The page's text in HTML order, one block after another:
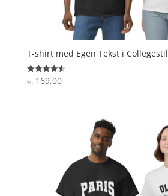
T-shirt med Egen Tekst i Collegestil
Vurderet
4.6
kr.169,00